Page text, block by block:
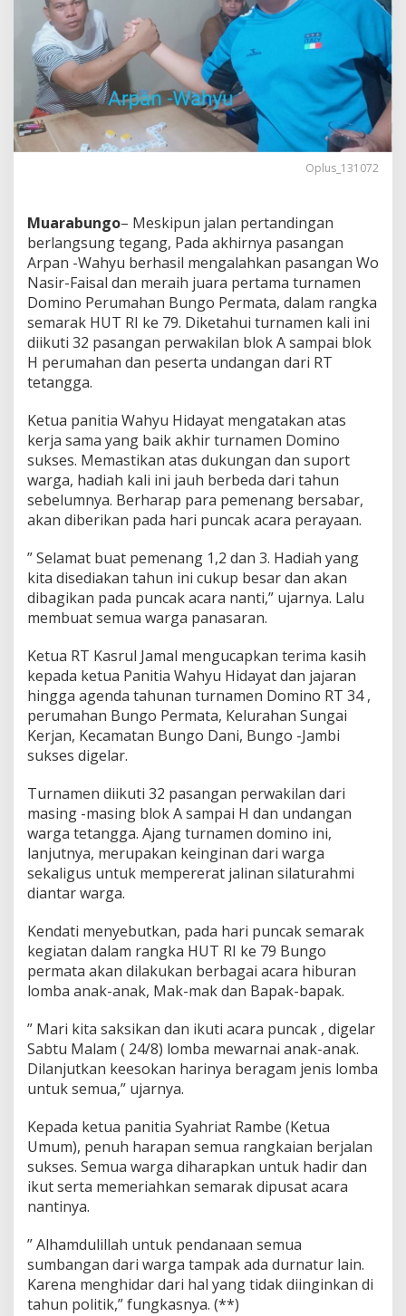
Permata
Oplus_131072
Muarabungo– Meskipun jalan pertandingan
berlangsung tegang, Pada akhirnya pasangan
Arpan -Wahyu berhasil mengalahkan pasangan Wo
Nasir-Faisal dan meraih juara pertama turnamen
Domino Perumahan Bungo Permata, dalam rangka
semarak HUT RI ke 79. Diketahui turnamen kali ini
diikuti 32 pasangan perwakilan blok A sampai blok
H perumahan dan peserta undangan dari RT
tetangga.
Ketua panitia Wahyu Hidayat mengatakan atas
kerja sama yang baik akhir turnamen Domino
sukses. Memastikan atas dukungan dan suport
warga, hadiah kali ini jauh berbeda dari tahun
sebelumnya. Berharap para pemenang bersabar,
akan diberikan pada hari puncak acara perayaan.
” Selamat buat pemenang 1,2 dan 3. Hadiah yang
kita disediakan tahun ini cukup besar dan akan
dibagikan pada puncak acara nanti,” ujarnya. Lalu
membuat semua warga panasaran.
Ketua RT Kasrul Jamal mengucapkan terima kasih
kepada ketua Panitia Wahyu Hidayat dan jajaran
hingga agenda tahunan turnamen Domino RT 34 ,
perumahan Bungo Permata, Kelurahan Sungai
Kerjan, Kecamatan Bungo Dani, Bungo -Jambi
sukses digelar.
Turnamen diikuti 32 pasangan perwakilan dari
masing -masing blok A sampai H dan undangan
warga tetangga. Ajang turnamen domino ini,
lanjutnya, merupakan keinginan dari warga
sekaligus untuk mempererat jalinan silaturahmi
diantar warga.
Kendati menyebutkan, pada hari puncak semarak
kegiatan dalam rangka HUT RI ke 79 Bungo
permata akan dilakukan berbagai acara hiburan
lomba anak-anak, Mak-mak dan Bapak-bapak.
” Mari kita saksikan dan ikuti acara puncak , digelar
Sabtu Malam ( 24/8) lomba mewarnai anak-anak.
Dilanjutkan keesokan harinya beragam jenis lomba
untuk semua,” ujarnya.
Kepada ketua panitia Syahriat Rambe (Ketua
Umum), penuh harapan semua rangkaian berjalan
sukses. Semua warga diharapkan untuk hadir dan
ikut serta memeriahkan semarak dipusat acara
nantinya.
” Alhamdulillah untuk pendanaan semua
sumbangan dari warga tampak ada durnatur lain.
Karena menghidar dari hal yang tidak diinginkan di
tahun politik,” fungkasnya. (**)